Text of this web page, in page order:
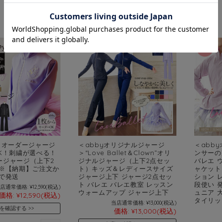
ーダージャージ
刺繍が選べる！
ジャージ（上下2
【納期】ご注文か
発送
通常価格: ¥12,590(税込)
格: ¥12,590(税込)
確認する
＜abbyオリジナルジャージ
＞“Love Ballet＆Clown”オリ
ジナルジャージ（上下2点セッ
ト）キッズ＆レディースサイズ
ジャージ上下 ジャージ2点セッ
ト バレエ バレエ教室 レッスン
ウォームアップ ジャージ上下
当店通常価格: ¥13,000(税込)
価格: ¥13,000(税込)
＜abby
ンサー
バレエ
ャケッ
ション
段使い
ュニア
タイリ